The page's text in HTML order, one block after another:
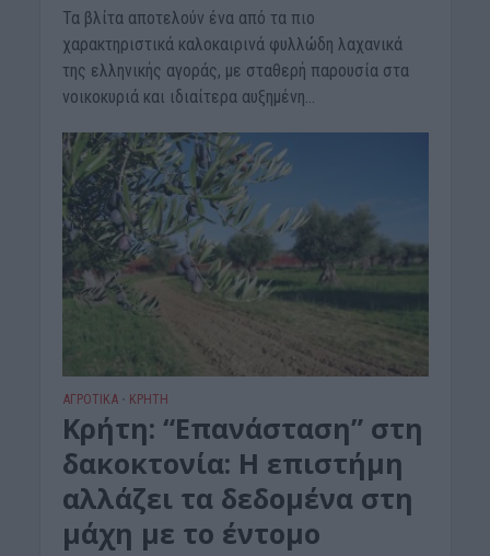
Τα βλίτα αποτελούν ένα από τα πιο
χαρακτηριστικά καλοκαιρινά φυλλώδη λαχανικά
της ελληνικής αγοράς, με σταθερή παρουσία στα
νοικοκυριά και ιδιαίτερα αυξημένη...
ΑΓΡΟΤΙΚΑ • ΚΡΗΤΗ
Κρήτη: “Επανάσταση” στη
δακοκτονία: Η επιστήμη
αλλάζει τα δεδομένα στη
μάχη με το έντομο